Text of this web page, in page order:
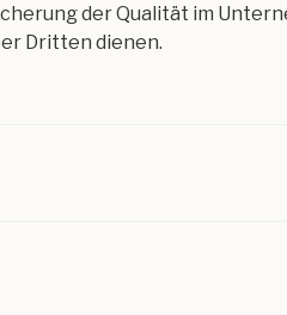
der Qualität im
Dritten dienen.